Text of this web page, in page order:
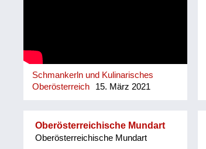
Schmankerln und Kulinarisches
Oberösterreich
15. März 2021
Oberösterreichische Mundart
Oberösterreichische Mundart